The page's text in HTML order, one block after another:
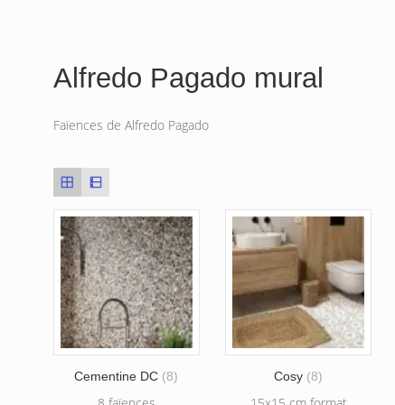
Alfredo Pagado mural
Faïences de Alfredo Pagado
Cementine DC (8) Cosy (8)